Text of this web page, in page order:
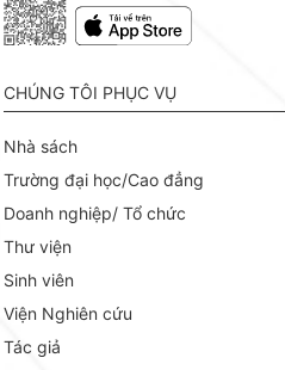
CHÚNG TÔI PHỤC VỤ
Nhà sách
Trường đại học/Cao đẳng
Doanh nghiệp/ Tổ chức
Thư viện
Sinh viên
Viện Nghiên cứu
Tác giả